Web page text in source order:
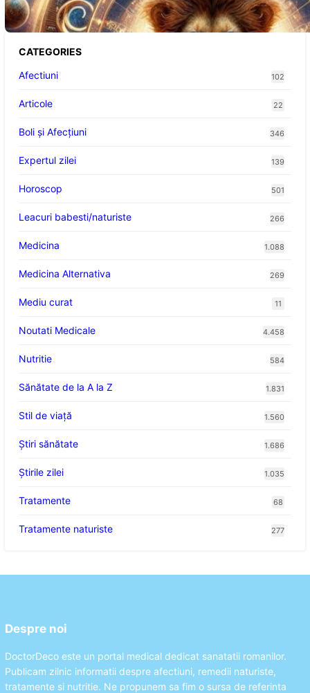
CATEGORIES
Afectiuni
102
Articole 22
Boli și Afecțiuni 346
Expertul zilei 139
Horoscop 501
Leacuri babesti/naturiste 266
Medicina 1.088
Medicina Alternativa 269
Mediu curat 11
Noutati Medicale 4.458
Nutritie 584
Sănătate de la A la Z 1.831
Stil de viaţă 1.560
Ştiri sănătate 1.686
Știrile zilei 1.035
Tratamente 68
Tratamente naturiste 277
Despre noi
DoctorDeco este un portal medical dedicat sanatatii romanilor.
Publicam zilnic informatii despre afectiuni, remedii naturiste,
tratamente si nutritie. Ne propunem sa fim o sursa de referinta